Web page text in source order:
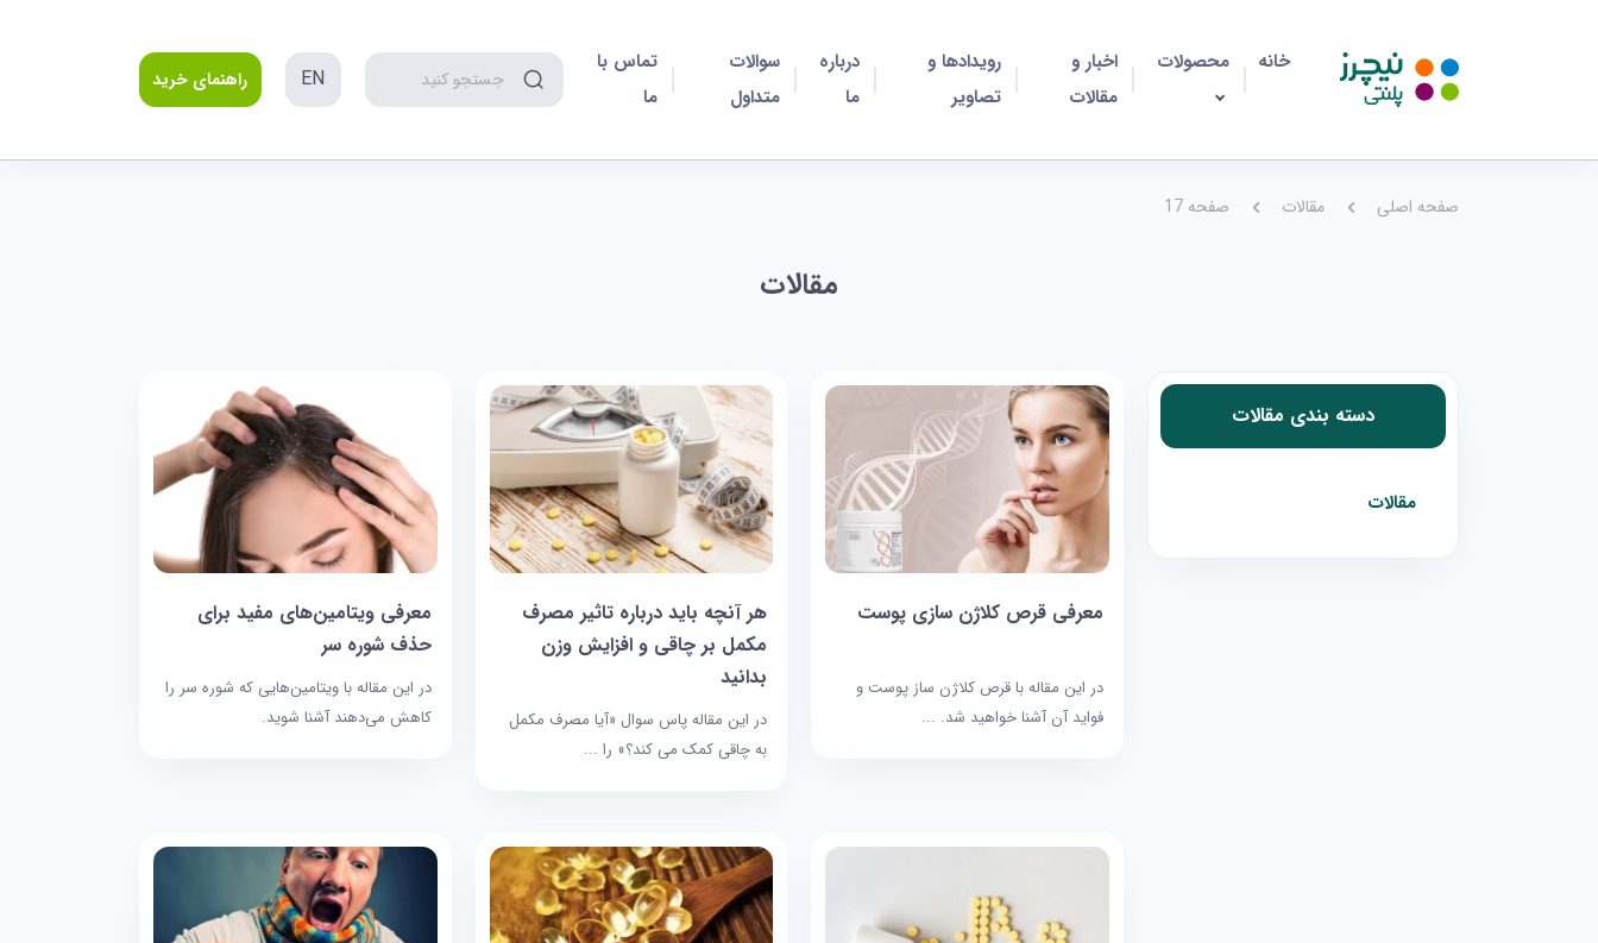
خانه محصولات
اخبار و
مقالات
رویدادها و
تصاویر
درباره
ما
سوالات
متداول
تماس با
ما
جستجو کنید EN راهنمای خرید
صفحه اصلی مقالات صفحه 17
مقالات
دسته بندی مقالات
مقالات
معرفی قرص کلاژن سازی پوست
در این مقاله با قرص کلاژن ساز پوست و
فواید آن آشنا خواهید شد. ...
هر آنچه باید درباره تاثیر مصرف
مکمل بر چاقی و افزایش وزن
بدانید
در این مقاله پاس سوال «آیا مصرف مکمل
به چاقی کمک می کند؟» را ...
معرفی ویتامین‌های مفید برای
حذف شوره سر
در این مقاله با ویتامین‌هایی که شوره سر را
کاهش می‌دهند آشنا شوید.